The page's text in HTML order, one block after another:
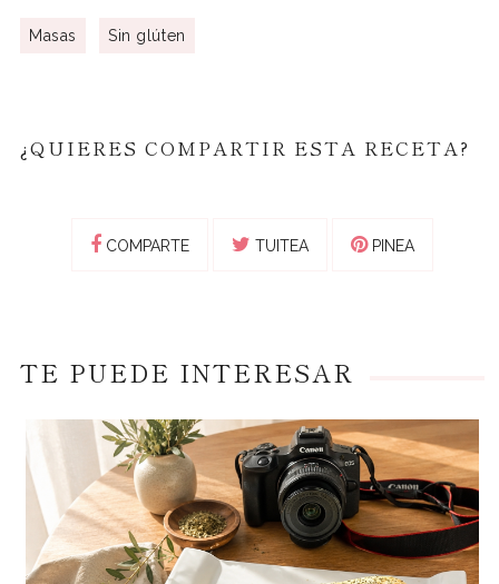
Masas Sin glúten
¿QUIERES COMPARTIR ESTA RECETA?
COMPARTE TUITEA PINEA
TE PUEDE INTERESAR